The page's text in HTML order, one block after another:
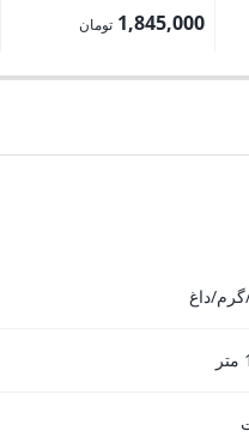
اصلی:
بود.
1,845,000 تومان
داغ